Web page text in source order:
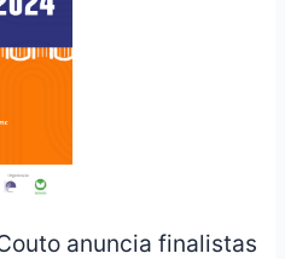
anuncia finalistas